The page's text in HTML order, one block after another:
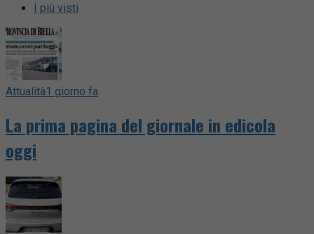
I più visti
Attualità1 giorno fa
La prima pagina del giornale in edicola
oggi